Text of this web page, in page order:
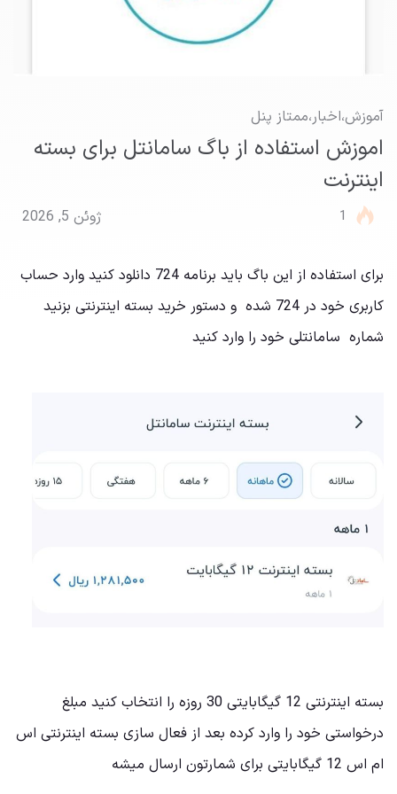
آموزش،اخبار،ممتاز پنل
اموزش استفاده از باگ سامانتل برای بسته
اینترنت
1 ژوئن 5, 2026
برای استفاده از این باگ باید برنامه 724 دانلود کنید وارد حساب
کاربری خود در 724 شده و دستور خرید بسته اینترنتی بزنید
شماره سامانتلی خود را وارد کنید
بسته اینترنتی 12 گیگابایتی 30 روزه را انتخاب کنید مبلغ
درخواستی خود را وارد کرده بعد از فعال سازی بسته اینترنتی اس
ام اس 12 گیگابایتی برای شمارتون ارسال میشه